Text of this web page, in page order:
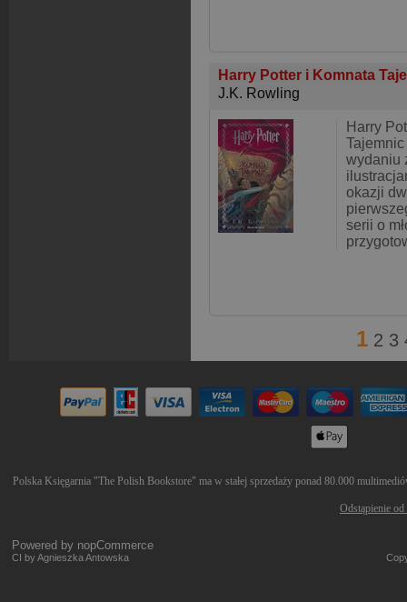
Harry Potter i Komnata
J.K. Rowling
Harry
wydaniu
okazji
serii o
1 2 3
Polska Księgarnia "The Polish Bookstore" ma w stałej sprzedaży ponad 80.000
Odstąpienie
Powered by nopCommerce
CI by Agnieszka Antowska